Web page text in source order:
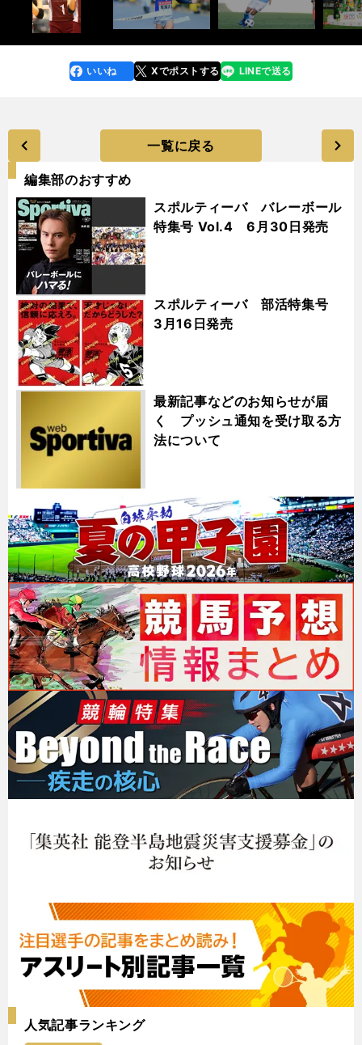
faceboo
k
いいね Xでポストする
line LINEで送る
一覧に戻る
編集部のおすすめ
スポルティーバ バレーボール
特集号 Vol.4 6月30日発売
スポルティーバ 部活特集号
3月16日発売
最新記事などのお知らせが届
く プッシュ通知を受け取る方
法について
人気記事ランキング